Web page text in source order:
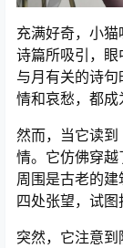
充满好奇，小
诗篇所吸引，
与月有关的诗
情和哀愁，都成
然而，当它读
情。它仿佛穿越
周围是古老的
四处张望，试图
突然，它注意